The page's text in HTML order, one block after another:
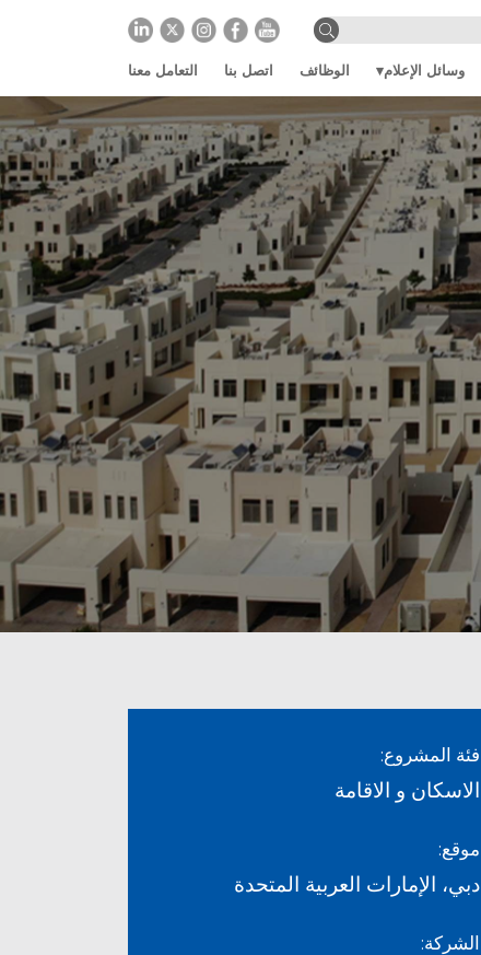
وسائل الإعلام الوظائف اتصل بنا التعامل معنا
فئة المشروع:
الاسكان و الاقامة
موقع:
دبي، الإمارات العربية المتحدة
الشركة: